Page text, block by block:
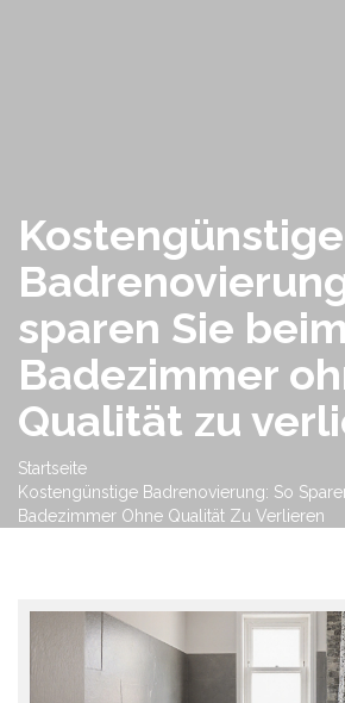
Kostengünstige
sparen Sie beim
Badezimmer
Qualität zu
Startseite
Kostengünstige Badrenovierung: So
Badezimmer Ohne Qualität Zu Verlieren